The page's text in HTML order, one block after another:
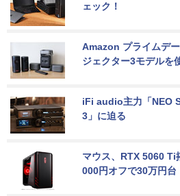
ェック！
Amazon プライムデ
ジェクター3モデルを
iFi audio主力「NEO
3」に迫る
マウス、RTX 5060 Ti
000円オフで30万円台